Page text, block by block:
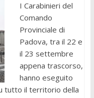
I Carabinieri del
Comando
Provinciale di
Padova, tra il 22 e
il 23 settembre
appena trascorso,
hanno eseguito
tutto il territorio della